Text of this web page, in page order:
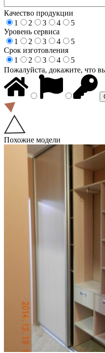
Качество продукции
1
2 3 4
5
Уровень сервиса
1
2 3 4
5
Срок изготовления
1
2 3 4
5
Пожалуйста, докажите, что
Похожие модели